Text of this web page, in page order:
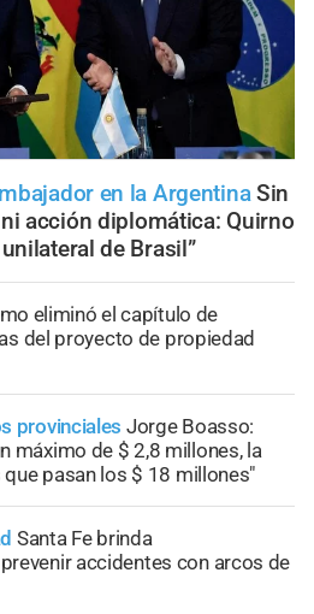
en la Argentina Sin
acción diplomática: Quirno
de Brasil”
eliminó el capítulo de
del proyecto de propiedad
provinciales Jorge Boasso:
máximo de $ 2,8 millones, la
pasan los $ 18 millones"
Santa Fe brinda
accidentes con arcos de